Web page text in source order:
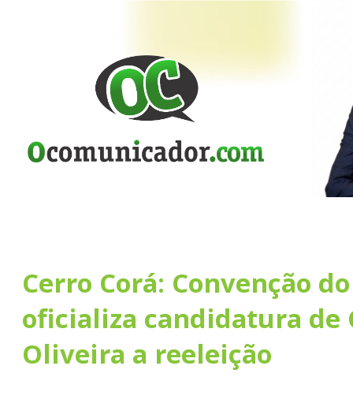
Cerro Corá: Convenção do
oficializa candidatura de
Oliveira a reeleição